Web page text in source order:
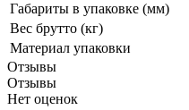
Габариты в упаковке (мм)
Вес брутто (кг)
Материал упаковки
Отзывы
Отзывы
Нет оценок